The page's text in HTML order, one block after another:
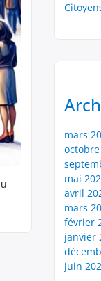
mars
mai
avril
mars
février
janvier
juin